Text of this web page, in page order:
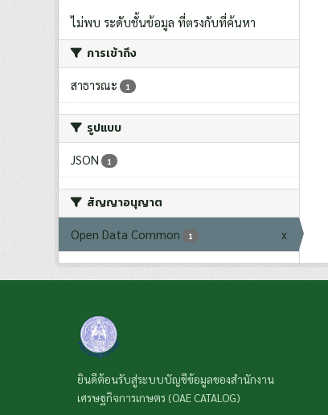
ไม่พบ ระดับชั้นข้อมูล ที่ตรงกับที่ค้นหา
การเข้าถึง
สาธารณะ 1
รูปแบบ
JSON 1
สัญญาอนุญาต
Open Data Common 1 x
ยินดีต้อนรับสู่ระบบบัญชีข้อมูลของสำนักงาน
เศรษฐกิจการเกษตร (OAE CATALOG)